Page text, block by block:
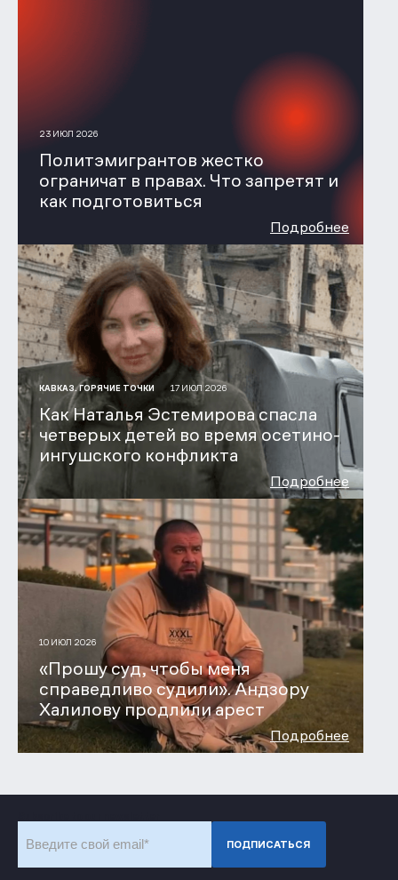
23 ИЮЛ 2026
Политэмигрантов жестко
ограничат в правах. Что запретят и
как подготовиться
Подробнее
КАВКАЗ. ГОРЯЧИЕ ТОЧКИ 17 ИЮЛ 2026
Как Наталья Эстемирова спасла
четверых детей во время осетино-
ингушского конфликта
Подробнее
10 ИЮЛ 2026
«Прошу суд, чтобы меня
справедливо судили». Андзору
Халилову продлили арест
Подробнее
ПОДПИСАТЬСЯ